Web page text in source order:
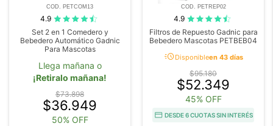
COD. PETCOM13
4.9
Set 2 en 1 Comedero y
Bebedero Automático Gadnic
Para Mascotas
Llega mañana o
¡Retiralo mañana!
$73.898
$36.949
50% OFF
COD. PETREP02
4.9
Filtros de Repuesto Gadnic para
Bebedero Mascotas PETBEB04
acuteDisponibleen 43 días
$95.180
$52.349
45% OFF
DESDE 6 CUOTAS SIN INTERÉS